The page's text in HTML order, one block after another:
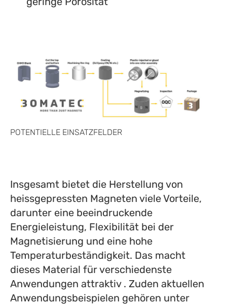
POTENTIELLE EINSATZFELDER
Insgesamt bietet die Herstellung von
heissgepressten Magneten viele Vorteile,
darunter eine beeindruckende
Energieleistung, Flexibilität bei der
Magnetisierung und eine hohe
Temperaturbeständigkeit. Das macht
dieses Material für verschiedenste
Anwendungen attraktiv . Zuden aktuellen
Anwendungsbeispielen gehören unter